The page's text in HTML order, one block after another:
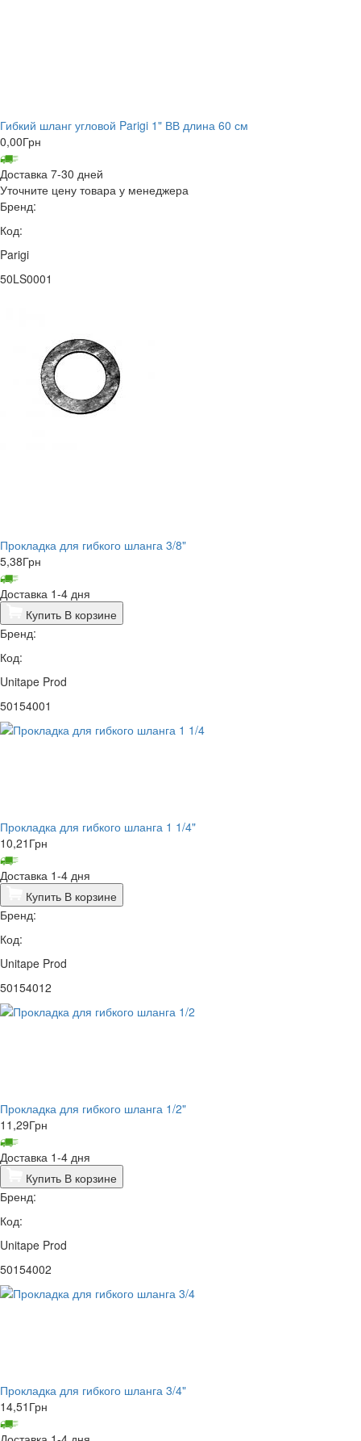
Гибкий шланг угловой Parigi 1" ВВ длина 60 см
0,00Грн
Доставка 7-30 дней
Уточните цену товара у менеджера
Бренд:
Код:
Parigi
50LS0001
Прокладка для гибкого шланга 3/8"
5,38Грн
Доставка 1-4 дня
Купить В корзине
Бренд:
Код:
Unitape Prod
50154001
Прокладка для гибкого шланга 1 1/4"
10,21 Грн
Доставка 1-4 дня
Купить В корзине
Бренд:
Код:
Unitape Prod
50154012
Прокладка для гибкого шланга 1/2"
11,29Грн
Доставка 1-4 дня
Купить В корзине
Бренд:
Код:
Unitape Prod
50154002
Прокладка для гибкого шланга 3/4"
14,51 Грн